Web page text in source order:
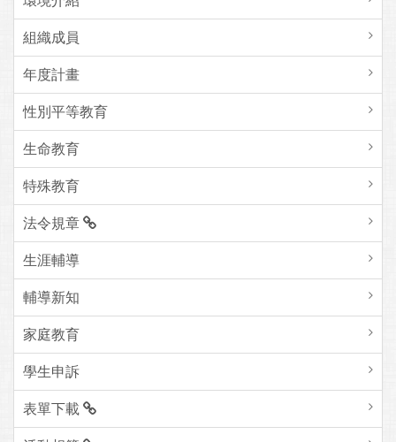
組織成員
年度計畫
性別平等教育
生命教育
特殊教育
法令規章
生涯輔導
輔導新知
家庭教育
學生申訴
表單下載